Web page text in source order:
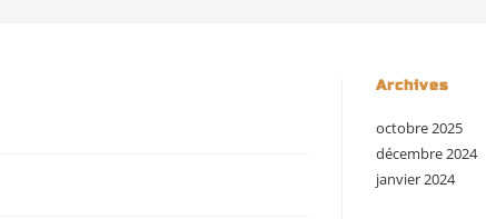
Archives
octobre 2025
décembre 2024
janvier 2024